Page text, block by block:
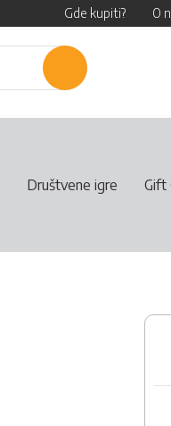
Gde kupiti? O
Pretraži
Društvene igre Gift